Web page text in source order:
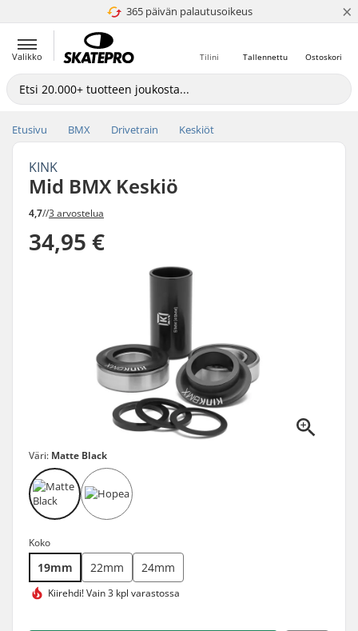
365 päivän palautusoikeus
4.8 / 5 ×
Valikko Ostoskori
Tallennettu
Tilini
Etusivu BMX Drivetrain Keskiöt
KINK
Mid BMX Keskiö
4,7//3 arvostelua
34,95 €
Väri: Matte Black
Koko
19mm 22mm 24mm
Kiirehdi!Vain 3 kpl varastossa